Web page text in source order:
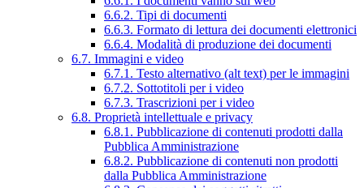
6.6.2. Tipi di documenti
6.6.3. Formato di lettura dei documenti elettronici
6.6.4. Modalità di produzione dei documenti
6.7. Immagini e video
6.7.1. Testo alternativo (alt text) per le immagini
6.7.2. Sottotitoli per i video
6.7.3. Trascrizioni per i video
6.8. Proprietà intellettuale e privacy
6.8.1. Pubblicazione di contenuti prodotti dalla
Pubblica Amministrazione
6.8.2. Pubblicazione di contenuti non prodotti
dalla Pubblica Amministrazione